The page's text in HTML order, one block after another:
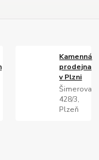
Kamenná
prodejna
v Plzni
Šimerova
428/3,
Plzeň